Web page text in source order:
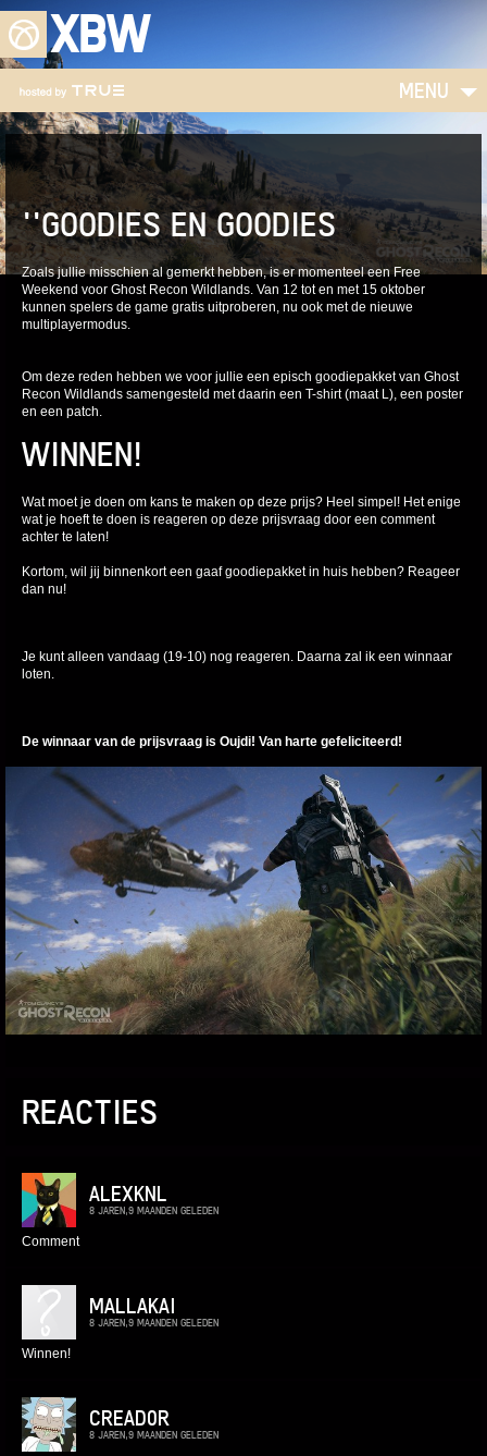
XBW
MENU
''GOODIES EN GOODIES
Zoals jullie misschien al gemerkt hebben, is er momenteel een Free
Weekend voor Ghost Recon Wildlands. Van 12 tot en met 15 oktober
kunnen spelers de game gratis uitproberen, nu ook met de nieuwe
multiplayermodus.
Om deze reden hebben we voor jullie een episch goodiepakket van Ghost
Recon Wildlands samengesteld met daarin een T-shirt (maat L), een poster
en een patch.
WINNEN!
Wat moet je doen om kans te maken op deze prijs? Heel simpel! Het enige
wat je hoeft te doen is reageren op deze prijsvraag door een comment
achter te laten!
Kortom, wil jij binnenkort een gaaf goodiepakket in huis hebben? Reageer
dan nu!
Je kunt alleen vandaag (19-10) nog reageren. Daarna zal ik een winnaar
loten.
De winnaar van de prijsvraag is Oujdi! Van harte gefeliciteerd!
REACTIES
ALEXKNL
8 JAREN,9 MAANDEN GELEDEN
Comment
MALLAKAI
8 JAREN,9 MAANDEN GELEDEN
Winnen!
CREAD0R
8 JAREN,9 MAANDEN GELEDEN